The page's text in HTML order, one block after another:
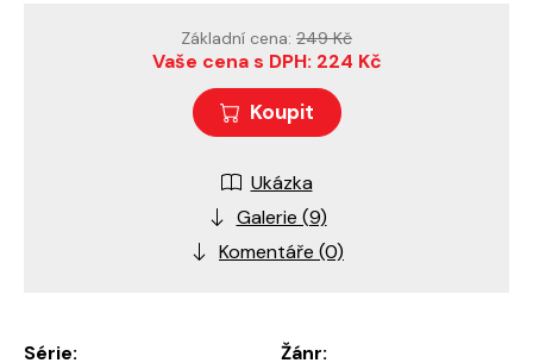
Série:
Žánr:
Základní cena: 249 Kč
Vaše cena s DPH: 224 Kč
Koupit
Ukázka
Galerie (9)
Komentáře (0)